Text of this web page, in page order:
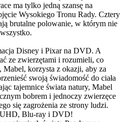
ma tylko jedną szansę na
Wysokiego Tronu Rady. Cztery
brutalne polowanie, w którym nie
Disney i Pixar na DVD. A
ze zwierzętami i rozumieli, co
korzysta z okazji, aby za
swoją świadomość do ciała
tajemnice świata natury, Mabel
bobrem i jednoczy zwierzęce
się zagrożenia ze strony ludzi.
UHD, Blu-ray i DVD!